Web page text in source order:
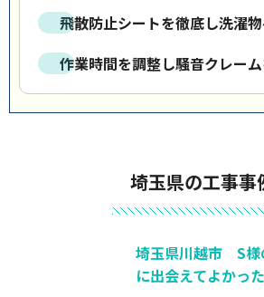
飛散防止シートを徹底し洗濯
作業時間を調整し騒音クレー
埼玉県の工事事
埼玉県川越市 S様
に出会えてよかった